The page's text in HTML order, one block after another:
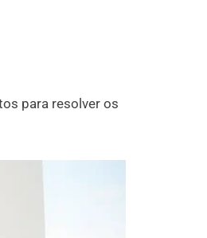
para resolver os